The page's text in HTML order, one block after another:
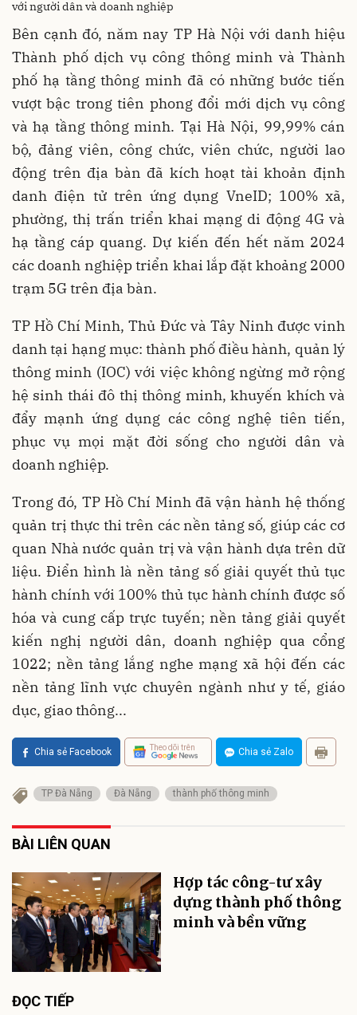
với người dân và doanh nghiệp
Bên cạnh đó, năm nay TP Hà Nội với danh hiệu
Thành phố dịch vụ công thông minh và Thành
phố hạ tầng thông minh đã có những bước tiến
vượt bậc trong tiên phong đổi mới dịch vụ công
và hạ tầng thông minh. Tại Hà Nội, 99,99% cán
bộ, đảng viên, công chức, viên chức, người lao
động trên địa bàn đã kích hoạt tài khoản định
danh điện tử trên ứng dụng VneID; 100% xã,
phường, thị trấn triển khai mạng di động 4G và
hạ tầng cáp quang. Dự kiến đến hết năm 2024
các doanh nghiệp triển khai lắp đặt khoảng 2000
trạm 5G trên địa bàn.
TP Hồ Chí Minh, Thủ Đức và Tây Ninh được vinh
danh tại hạng mục: thành phố điều hành, quản lý
thông minh (IOC) với việc không ngừng mở rộng
hệ sinh thái đô thị thông minh, khuyến khích và
đẩy mạnh ứng dụng các công nghệ tiên tiến,
phục vụ mọi mặt đời sống cho người dân và
doanh nghiệp.
Trong đó, TP Hồ Chí Minh đã vận hành hệ thống
quản trị thực thi trên các nền tảng số, giúp các cơ
quan Nhà nước quản trị và vận hành dựa trên dữ
liệu. Điển hình là nền tảng số giải quyết thủ tục
hành chính với 100% thủ tục hành chính được số
hóa và cung cấp trực tuyến; nền tảng giải quyết
kiến nghị người dân, doanh nghiệp qua cổng
1022; nền tảng lắng nghe mạng xã hội đến các
nền tảng lĩnh vực chuyên ngành như y tế, giáo
dục, giao thông...
Chia sẻ Facebook Theo dõi trên Chia sẻ Zalo
TP Đà Nẵng Đà Nẵng thành phố thông minh
BÀI LIÊN QUAN
Hợp tác công-tư xây
dựng thành phố thông
minh và bền vững
ĐỌC TIẾP